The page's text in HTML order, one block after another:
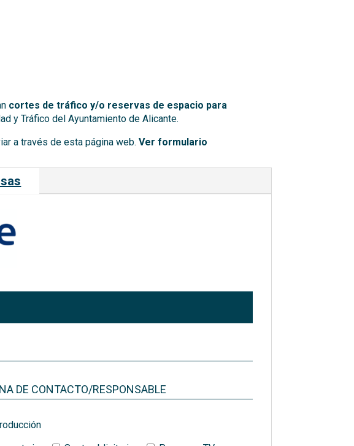
cortes de tráfico y/o reservas de espacio para
y Tráfico del Ayuntamiento de Alicante.
a través de esta página web. Ver formulario